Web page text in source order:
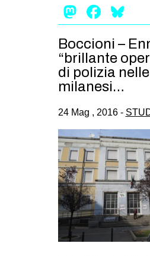
tw
Boccioni –
“brillante
di polizia
milanesi…
24 Mag , 2016 -